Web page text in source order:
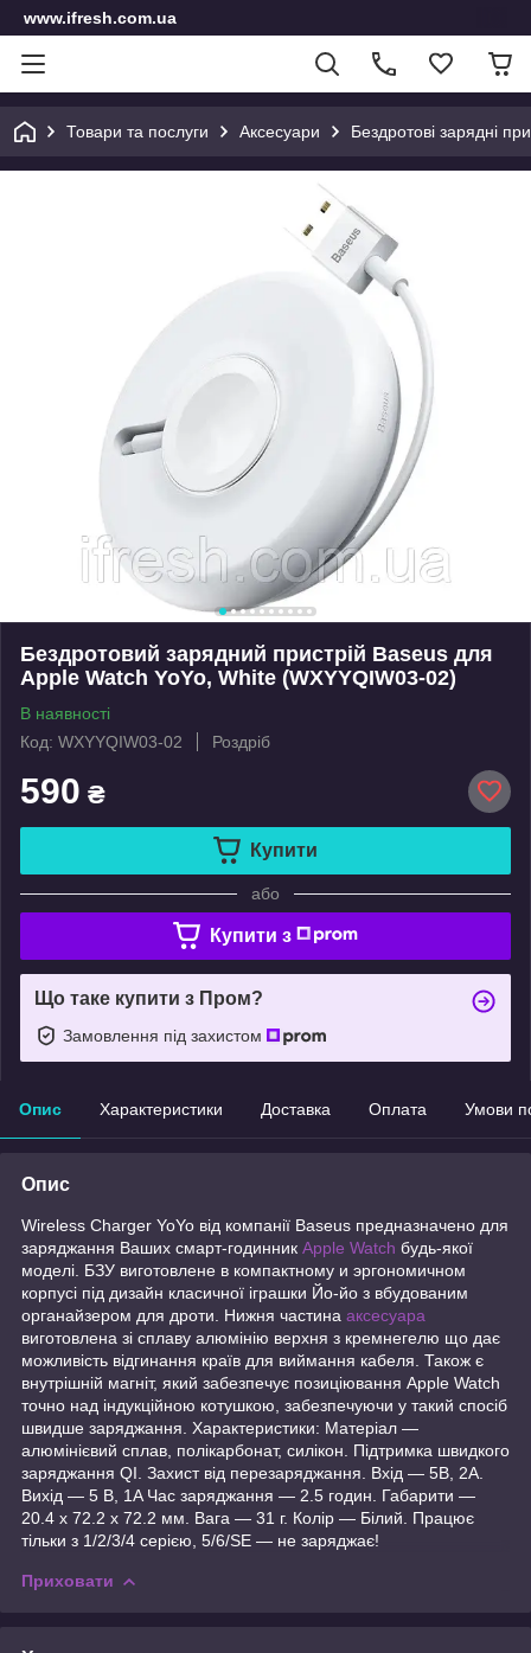
www.ifresh.com.ua
Товари та послуги Аксесуари Бездротові зарядні
Бездротовий зарядний пристрій Baseus для
Apple Watch YoYo, White (WXYYQIW03-02)
В наявності
Код: WXYYQIW03-02
Роздріб
590 ₴
Купити
або
Купити з
Що таке купити з Пром?
Замовлення під захистом
Опис Характеристики Доставка Оплата Умови
Опис
Wireless Charger YoYo від компанії Baseus предназначено для
заряджання Ваших смарт-годинник Apple Watch будь-якої
моделі. БЗУ виготовлене в компактному и эргономичном
корпусі під дизайн класичної іграшки Йо-йо з вбудованим
органайзером для дроти. Нижня частина аксесуара
виготовлена зі сплаву алюмінію верхня з кремнегелю що дає
можливість відгинання країв для виймання кабеля. Також є
внутрішній магніт, який забезпечує позиціювання Apple Watch
точно над індукційною котушкою, забезпечуючи у такий спосіб
швидше заряджання. Характеристики: Матеріал —
алюмінієвий сплав, полікарбонат, силікон. Підтримка швидкого
заряджання QI. Захист від перезаряджання. Вхід — 5В, 2A.
Вихід — 5 В, 1A Час заряджання — 2.5 годин. Габарити —
20.4 х 72.2 х 72.2 мм. Вага — 31 г. Колір — Білий. Працює
тільки з 1/2/3/4 серією, 5/6/SE — не заряджає!
Приховати